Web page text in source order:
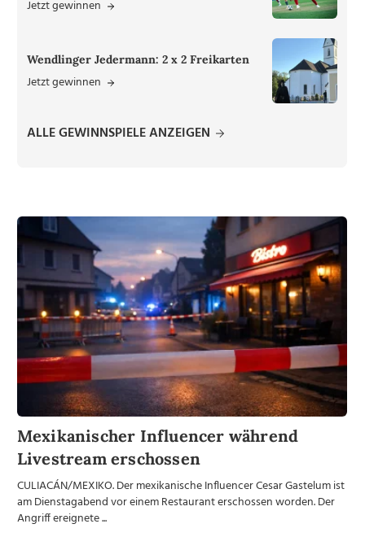
Jetzt gewinnen
Wendlinger Jedermann: 2 x 2 Freikarten
Jetzt gewinnen
ALLE GEWINNSPIELE ANZEIGEN
Mexikanischer Influencer während
Livestream erschossen
CULIACÁN/MEXIKO. Der mexikanische Influencer Cesar Gastelum ist
am Dienstagabend vor einem Restaurant erschossen worden. Der
Angriff ereignete ...